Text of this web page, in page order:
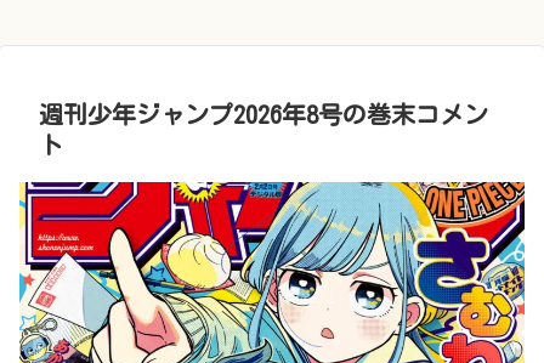
週刊少年ジャンプ2026年8号の巻末コメン
ト